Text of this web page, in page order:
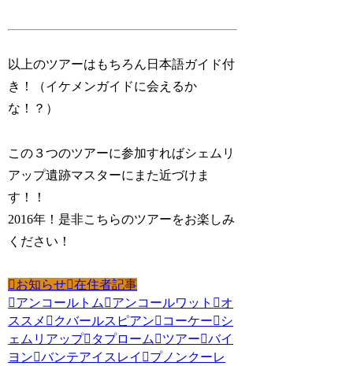
以上のツアーはもちろん日本語ガイド付
き！（イケメンガイドに会えるか
な！？）
この３つのツアーに参加すればシェムリ
アップ遺跡マスターにまた近づけま
す！！
2016年！是非こちらのツアーをお楽しみ
ください！
お知らせ 在住者記事
アンコールトム
アンコールワット
オ
ススメ
クバールスピアン コーケー
シ
ェムリアップ
タプローム ツアー
バイ
ヨン
バンテアイスレイ
プノンクーレ